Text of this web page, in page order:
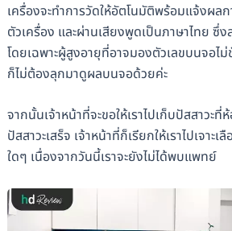
เครื่องจะทำการวัดให้อัตโนมัติพร้อมแจ้งผล
ตัวเครื่อง และผ่านเสียงพูดเป็นภาษาไทย ซึ่
โดยเฉพาะผู้สูงอายุที่อาจมองตัวเลขบนจอไ
ก็ไม่ต้องลุกมาดูผลบนจอด้วยค่ะ
จากนั้นเจ้าหน้าที่จะขอให้เราไปเก็บปัสสาวะที่
ปัสสาวะเสร็จ เจ้าหน้าที่ก็เรียกให้เราไปเจาะ
ใดๆ เนื่องจากวันนี้เราจะยังไม่ได้พบแพทย์